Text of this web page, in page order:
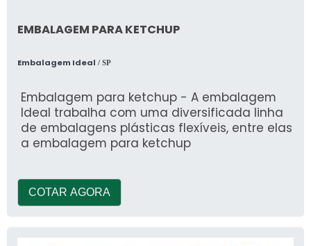
EMBALAGEM PARA KETCHUP
Embalagem Ideal / SP
Embalagem para ketchup - A embalagem
Ideal trabalha com uma diversificada linha
de embalagens plásticas flexíveis, entre elas
a embalagem para ketchup
COTAR AGORA